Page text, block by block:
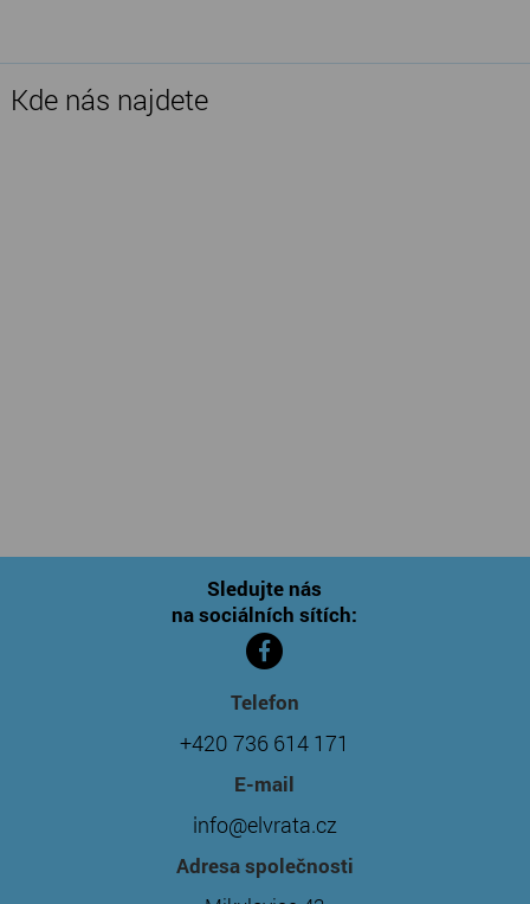
Kde nás najdete
Sledujte nás
na sociálních sítích:
Telefon
+420 736 614 171
E-mail
info@elvrata.cz
Adresa společnosti